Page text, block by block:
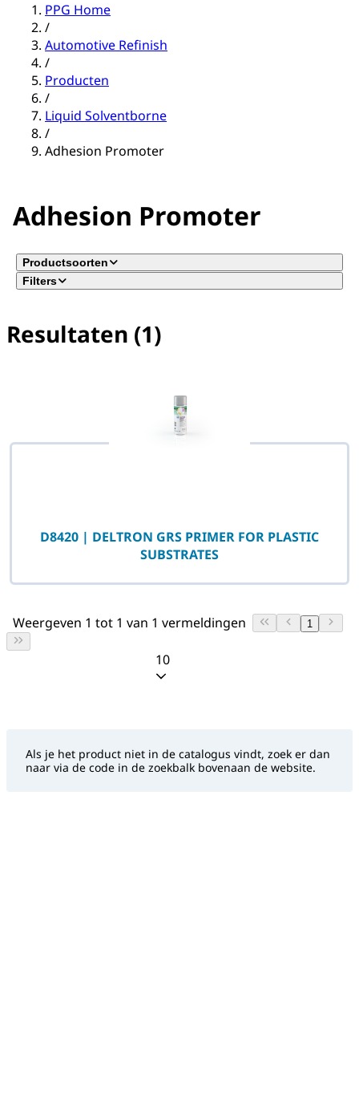
PPG Home
/
Automotive Refinish
/
Producten
/
Liquid Solventborne
/
Adhesion Promoter
Adhesion Promoter
Productsoorten
Filters
Resultaten (1)
D8420 | DELTRON GRS PRIMER FOR PLASTIC
SUBSTRATES
Weergeven 1 tot 1 van 1 vermeldingen 1
10
Als je het product niet in de catalogus vindt, zoek er dan
naar via de code in de zoekbalk bovenaan de website.